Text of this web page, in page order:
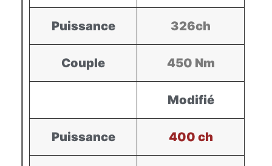
Puissance 326ch
Couple 450 Nm
Modifié
Puissance 400 ch